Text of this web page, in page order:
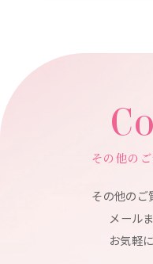
その他の
その他のご
メール
お気軽